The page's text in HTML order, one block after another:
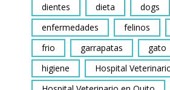
dientes
dieta dogs
enfermedades
felinos
frio
garrapatas gato
higiene
Hospital